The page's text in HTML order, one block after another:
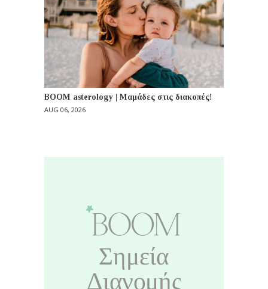
BOOM asterology | Μαμάδες στις διακοπές!
AUG 06, 2026